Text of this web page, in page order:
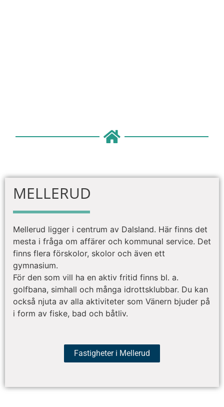
MELLERUD
Mellerud ligger i centrum av Dalsland. Här finns det
mesta i fråga om affärer och kommunal service. Det
finns flera förskolor, skolor och även ett
gymnasium.
För den som vill ha en aktiv fritid finns bl. a.
golfbana, simhall och många idrottsklubbar. Du kan
också njuta av alla aktiviteter som Vänern bjuder på
i form av fiske, bad och båtliv.
Fastigheter i Mellerud